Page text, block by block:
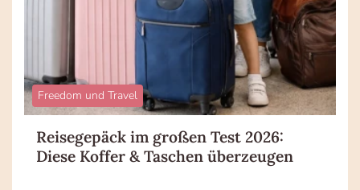
Freedom und Travel
Reisegepäck im großen Test 2026:
Diese Koffer & Taschen überzeugen